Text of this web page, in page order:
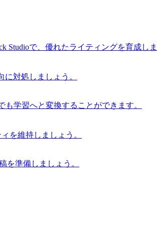
で、優れたライティングを育成しま
対処しましょう。
学習へと変換することができます。
を維持しましょう。
を準備しましょう。